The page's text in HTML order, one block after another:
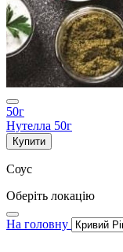
50г
Нутелла 50г
Купити
Соус
Оберіть локацію
На головну